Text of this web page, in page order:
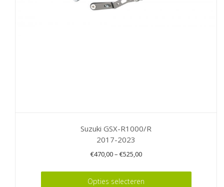
Suzuki GSX-R1000/R
2017-2023
€470,00– €525,00
Opties selecteren